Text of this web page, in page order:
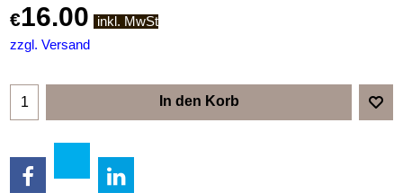
€16.00
inkl. MwSt
zzgl. Versand
In den Korb